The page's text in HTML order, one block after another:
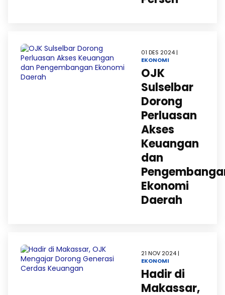
01 DES 2024 |
EKONOMI
OJK
Sulselbar
Dorong
Perluasan
Akses
Keuangan
dan
Ekonomi
Daerah
21 NOV 2024 |
EKONOMI
Hadir di
Makassar,